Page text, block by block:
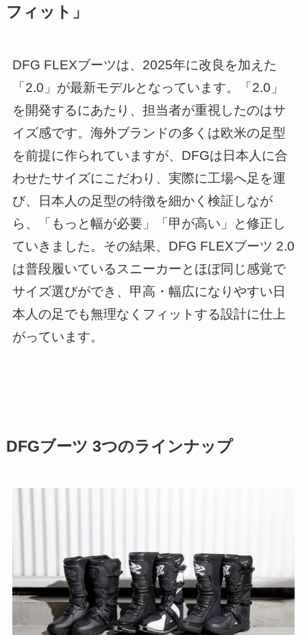
フィット」
DFG FLEXブーツは、2025年に改良を加えた
「2.0」が最新モデルとなっています。「2.0」
を開発するにあたり、担当者が重視したのはサ
イズ感です。海外ブランドの多くは欧米の足型
を前提に作られていますが、DFGは日本人に合
わせたサイズにこだわり、実際に工場へ足を運
び、日本人の足型の特徴を細かく検証しなが
ら、「もっと幅が必要」「甲が高い」と修正し
ていきました。その結果、DFG FLEXブーツ 2.0
は普段履いているスニーカーとほぼ同じ感覚で
サイズ選びができ、甲高・幅広になりやすい日
本人の足でも無理なくフィットする設計に仕上
がっています。
DFGブーツ 3つのラインナップ